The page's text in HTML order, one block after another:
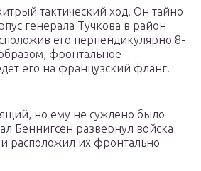
тактический ход. Он тайно
генерала Тучкова в район
его перпендикулярно 8-
фронтальное
его на французский фланг.
но ему не суждено было
Беннигсен развернул войска
расположил их фронтально